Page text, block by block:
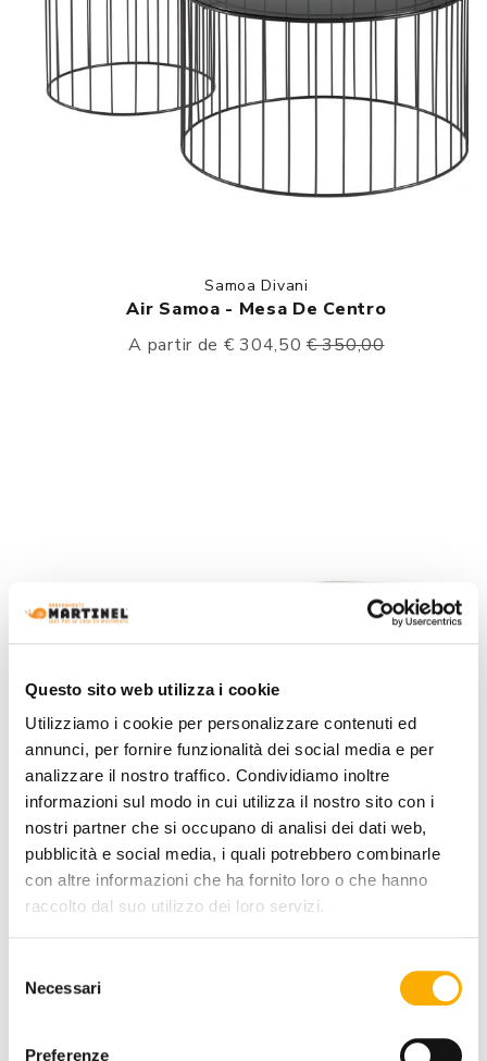
Questo sito web utilizza i cookie
Utilizziamo i cookie per personalizzare contenuti ed
annunci, per fornire funzionalità dei social media e per
analizzare il nostro traffico. Condividiamo inoltre
informazioni sul modo in cui utilizza il nostro sito con i
nostri partner che si occupano di analisi dei dati web,
pubblicità e social media, i quali potrebbero combinarle
con altre informazioni che ha fornito loro o che hanno
raccolto dal suo utilizzo dei loro servizi.
delNecessari
Preferenze
Samoa Divani
Air Samoa - Mesa De Centro
A partir de € 304,50€ 350,00
Tonin Casa
Alaric Tonin Casa - Mesa De Centro